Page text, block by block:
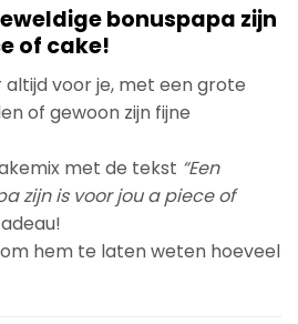
bonuspapa zijn
of cake!
altijd voor je, met een grote
of gewoon zijn fijne
met de tekst “Een
zijn is voor jou a piece of
hem te laten weten hoeveel